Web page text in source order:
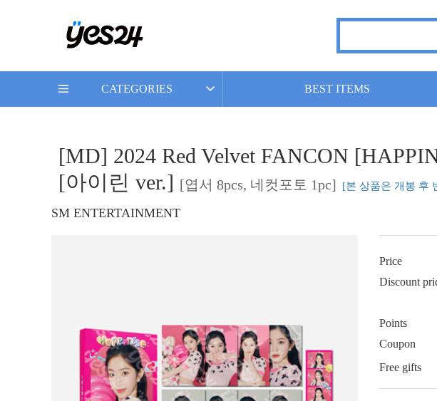
CATEGORIES BEST ITEMS
[MD] 2024 Red Velvet FANCON
[아이린 ver.] [엽서 8pcs, 네컷포토 1pc] [본 상품은 개봉 후
SM ENTERTAINMENT
Price
Discount
Points
Coupon
Free gifts